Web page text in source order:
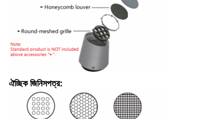
ঐচ্ছিক জিনিসপত্র: